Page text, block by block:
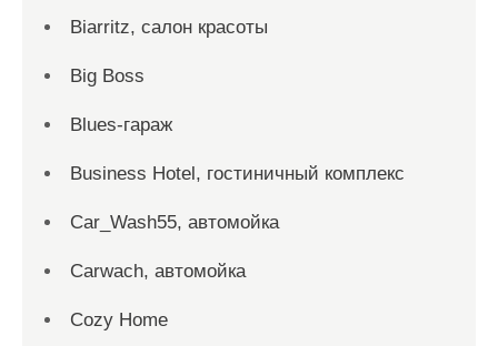
Biarritz, салон красоты
Big Boss
Blues-гараж
Business Hotel, гостиничный комплекс
Car_Wash55, автомойка
Carwach, автомойка
Cozy Home